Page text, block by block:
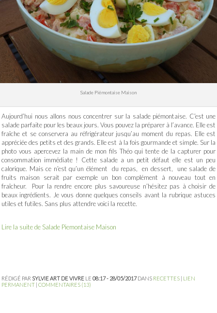
Salade Piémontaise Maison
Aujourd’hui nous allons nous concentrer sur la salade piémontaise. C’est une
salade parfaite pour les beaux jours. Vous pouvez la préparer à l’avance. Elle est
fraîche et se conservera au réfrigérateur jusqu’au moment du repas. Elle est
appréciée des petits et des grands. Elle est à la fois gourmande et simple. Sur la
photo vous apercevez la main de mon fils Théo qui tente de la capturer pour
consommation immédiate ! Cette salade a un petit défaut elle est un peu
calorique. Mais ce n’est qu’un élément du repas, en dessert, une salade de
fruits maison serait par exemple un bon complément à nouveau tout en
fraîcheur. Pour la rendre encore plus savoureuse n’hésitez pas à choisir de
beaux ingrédients. Je vous donne quelques conseils avant la rubrique astuces
utiles et futiles. Sans plus attendre voici la recette.
Lire la suite de Salade Piemontaise Maison
RÉDIGÉ PAR SYLVIE ART DE VIVRE LE 08:17 - 28/05/2017DANS RECETTES | LIEN
PERMANENT | COMMENTAIRES (13)